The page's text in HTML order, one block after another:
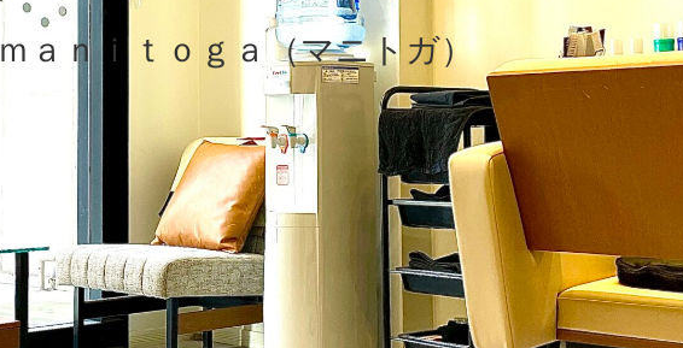
ｍａｎｉｔｏｇａ（マニトガ）